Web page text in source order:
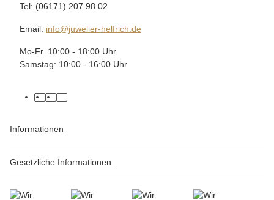
Tel: (06171) 207 98 02
Email: info@juwelier-helfrich.de
Mo-Fr. 10:00 - 18:00 Uhr
Samstag: 10:00 - 16:00 Uhr
Informationen
Gesetzliche Informationen